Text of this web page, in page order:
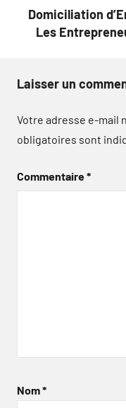
Domiciliation
Les
Laisser un
Votre adresse e-mail
obligatoires sont
Commentaire*
Nom*